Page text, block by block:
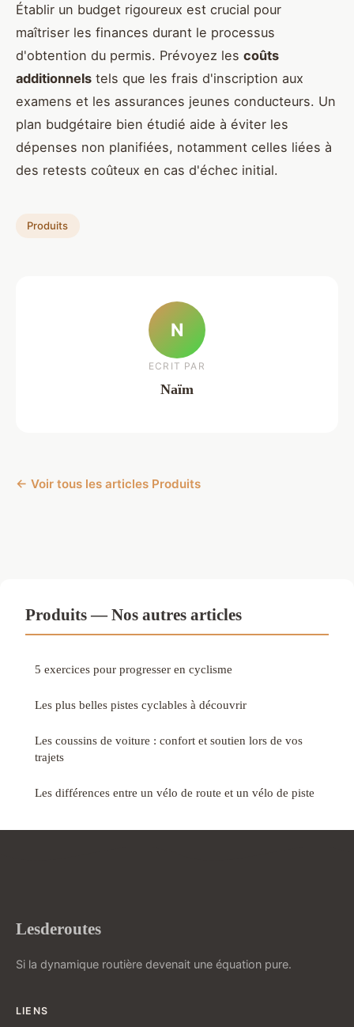
Établir un budget rigoureux est crucial pour
maîtriser les finances durant le processus
d'obtention du permis. Prévoyez les coûts
additionnels tels que les frais d'inscription aux
examens et les assurances jeunes conducteurs. Un
plan budgétaire bien étudié aide à éviter les
dépenses non planifiées, notamment celles liées à
des retests coûteux en cas d'échec initial.
Produits
N
ECRIT PAR
Naïm
← Voir tous les articles Produits
Produits — Nos autres articles
5 exercices pour progresser en cyclisme
Les plus belles pistes cyclables à découvrir
Les coussins de voiture : confort et soutien lors de vos
trajets
Les différences entre un vélo de route et un vélo de piste
Lesderoutes
Si la dynamique routière devenait une équation pure.
LIENS